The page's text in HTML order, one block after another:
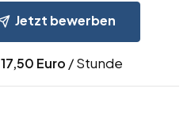
Jetzt bewerben
17,50 Euro / Stunde